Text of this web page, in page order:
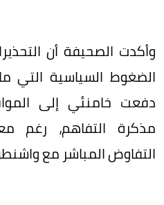
وأكدت الصحيفة أن
الضغوط السياسية التي
دفعت خامنئي إلى
مذكرة التفاهم، رغم
التفاوض المباشر مع